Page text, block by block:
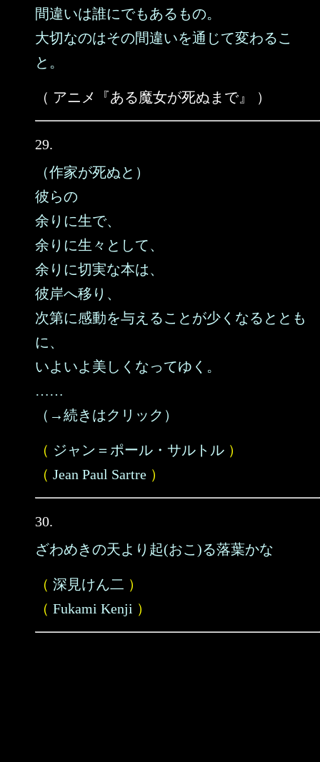
間違いは誰にでもあるもの。
大切なのはその間違いを通じて変わるこ
と。
（ アニメ『ある魔女が死ぬまで』 ）
29.
（作家が死ぬと）
彼らの
余りに生で、
余りに生々として、
余りに切実な本は、
彼岸へ移り、
次第に感動を与えることが少くなるととも
に、
いよいよ美しくなってゆく。
……
（→続きはクリック）
（ ジャン＝ポール・サルトル ）
（ Jean Paul Sartre ）
30.
ざわめきの天より起(おこ)る落葉かな
（ 深見けん二 ）
（ Fukami Kenji ）